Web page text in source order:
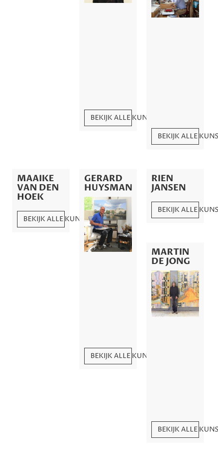
BEKIJK ALLE KUNSTWERKEN
BEKIJK ALLE
MAAIKE
VAN DEN
HOEK
BEKIJK ALLE KUNSTWERKEN
GERARD
HUYSMAN
BEKIJK ALLE KUNSTWERKEN
RIEN
JANSEN
BEKIJK ALLE
MARTIN
DE JONG
BEKIJK ALLE